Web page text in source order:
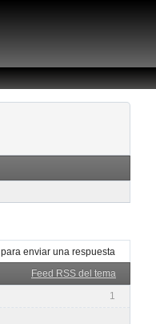
para enviar una respuesta
Feed RSS del tema
1